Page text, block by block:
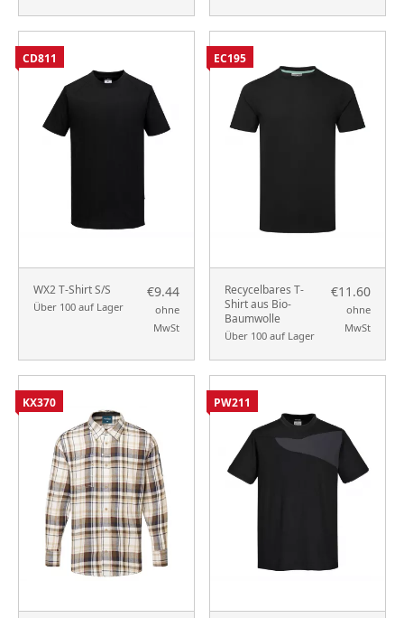
WX2 T-Shirt S/S
Über 100 auf Lager
€9.44
ohne
MwSt
CD811
Recycelbares T-
Shirt aus Bio-
Baumwolle
Über 100 auf Lager
€11.60
ohne
MwSt
EC195
KX370 PW211